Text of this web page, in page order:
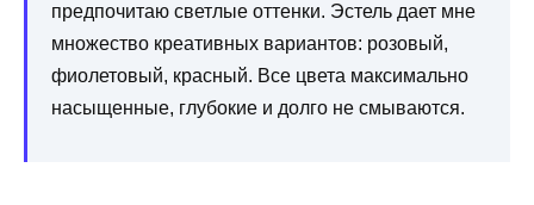
предпочитаю светлые оттенки. Эстель дает мне
множество креативных вариантов: розовый,
фиолетовый, красный. Все цвета максимально
насыщенные, глубокие и долго не смываются.